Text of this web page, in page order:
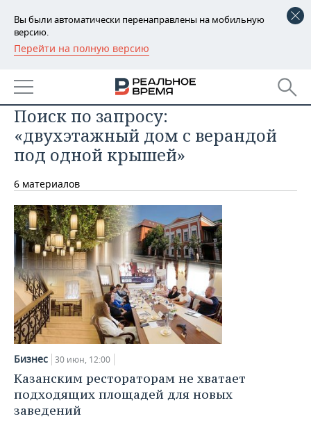
Вы были автоматически перенаправлены на мобильную
версию.
Перейти на полную версию
РЕГИОНЫ
БАШКОРТОСТАН
ТАТАРСТАН
УДМУРТИЯ
НОВОСТИ
АНАЛИТИКА
НОВОСТИ АНАЛИТИКИ
ДЕКЛАРАЦИИ О ДОХОДАХ
КОРОЛИ ГОСЗАКАЗА ПФО
ВУЗЫ ТАТАРСТАНА
КОМУ ПРИНАДЛЕЖАТ
ТОРГОВЫЕ ЦЕНТРЫ
ТАТАРСТАНА
ЭКОНОМИКА
НОВОСТИ ЭКОНОМИКИ
ФИНАНСЫ
БАНКИ
БЮДЖЕТ
ИНВЕСТИЦИИ
ПРОМЫШЛЕННОСТЬ
НОВОСТИ
ПРОМЫШЛЕННОСТИ
АГРОПРОМ
МАШИНОСТРОЕНИЕ
НЕФТЕХИМИЯ
НЕФТЬ
ОПК
ЭНЕРГЕТИКА
НЕДВИЖИМОСТЬ
НОВОСТИ НЕДВИЖИМОСТИ
АВТО
НОВОСТИ АВТО
БИЗНЕС
НОВОСТИ БИЗНЕСА
РОЗНИЧНАЯ ТОРГОВЛЯ
ТРАНСПОРТ
УСЛУГИ
ТЕХНОЛОГИИ
НОВОСТИ ТЕХНОЛОГИЙ
МЕДИА
МЕРОПРИЯТИЯ
НОВОСТИ МЕРОПРИЯТИЙ
ВЫЕЗДНАЯ РЕДАКЦИЯ
НОВОСТИ СПОРТА
ОБЩЕСТВО
Поиск по запросу:
«двухэтажный дом с верандой
под одной крышей»
6 материалов
Бизнес 30 июн, 12:00
Казанским рестораторам не хватает
подходящих площадей для новых
заведений